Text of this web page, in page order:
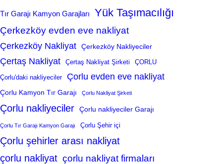
Tır Garajı Kamyon Garajları Yük Taşımacılığı
Çerkezköy evden eve nakliyat
Çerkezköy Nakliyat Çerkezköy Nakliyeciler
Çertaş Nakliyat Çertaş Nakliyat Şirketi ÇORLU
Çorlu'daki nakliyeciler Çorlu evden eve nakliyat
Çorlu Kamyon Tır Garajı Çorlu Nakliyat Şirketi
Çorlu nakliyeciler Çorlu nakliyeciler Garajı
Çorlu Tır Garajı Kamyon Garajı Çorlu Şehir içi
Çorlu şehirler arası nakliyat
çorlu nakliyat çorlu nakliyat firmaları